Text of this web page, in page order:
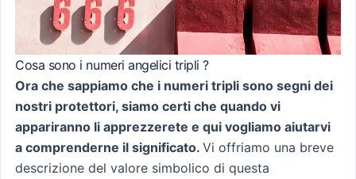
Cosa sono i numeri angelici tripli ?
Ora che sappiamo che i numeri tripli sono segni dei
nostri protettori, siamo certi che quando vi
appariranno li apprezzerete e qui vogliamo aiutarvi
a comprenderne il significato.Vi offriamo una breve
descrizione del valore simbolico di questa